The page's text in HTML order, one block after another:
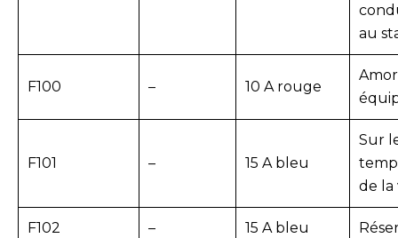
au
F100 – 10 A rouge
F101 – 15 A bleu
Sur
de la
F102 – 15 A bleu